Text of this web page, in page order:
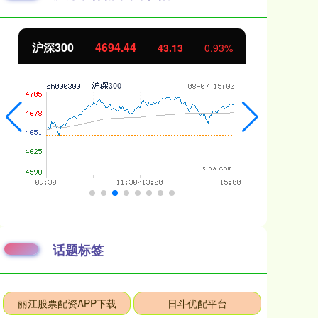
43.13 0.93% 北证50
话题标签
丽江股票配资APP下载 日斗优配平台